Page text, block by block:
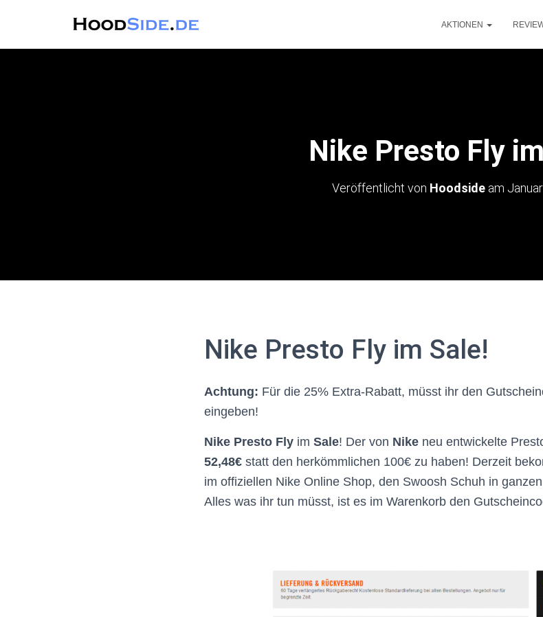
AKTIONEN
Nike Presto Fly
Veröffentlicht von Hoodside am
Nike Presto Fly im Sale!
Achtung: Für die 25% Extra-Rabatt, müsst ihr den
eingeben!
Nike Presto Fly im Sale! Der von Nike neu entwickelte
52,48€ statt den herkömmlichen 100€ zu haben! Derzeit
im offiziellen Nike Online Shop, den Swoosh Schuh in ganzen
Alles was ihr tun müsst, ist es im Warenkorb den